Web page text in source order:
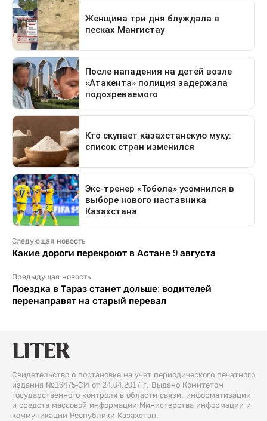
Следующая новость
Какие дороги перекроют в Астане 9 августа
Предыдущая новость
Поездка в Тараз станет дольше: водителей
перенаправят на старый перевал
Свидетельство о постановке на учет периодического печатного
издания №16475-СИ от 24.04.2017 г. Выдано Комитетом
государственного контроля в области связи, информатизации
и средств массовой информации Министерства информации и
коммуникации Республики Казахстан.